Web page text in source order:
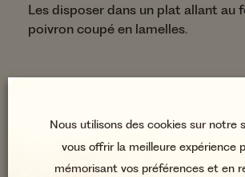
Les disposer dans un plat allant au
poivron coupé en lamelles.
Nous utilisons des cookies sur notre
vous offrir la meilleure expérience
mémorisant vos préférences et en